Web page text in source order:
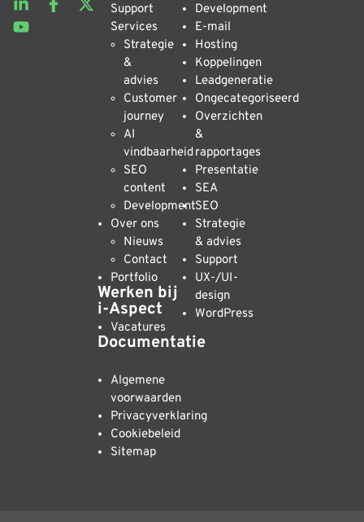
Support
Services
Strategie
&
advies
Customer
journey
AI
vindbaarheid
SEO
content
Development
Over ons
Nieuws
Contact
Portfolio
Werken bij
i-Aspect
Vacatures
Documentatie
Algemene
voorwaarden
Privacyverklaring
Cookiebeleid
Sitemap
Development
E-mail
Hosting
Koppelingen
Leadgeneratie
Ongecategoriseerd
Overzichten
&
rapportages
Presentatie
SEA
SEO
Strategie
& advies
Support
UX-/UI-
design
WordPress